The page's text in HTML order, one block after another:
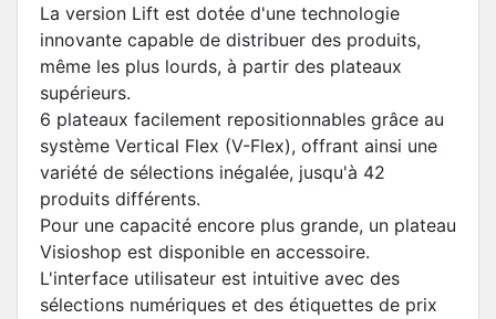
La version Lift est dotée d'une technologie
innovante capable de distribuer des produits,
même les plus lourds, à partir des plateaux
supérieurs.
6 plateaux facilement repositionnables grâce au
système Vertical Flex (V-Flex), offrant ainsi une
variété de sélections inégalée, jusqu'à 42
produits différents.
Pour une capacité encore plus grande, un plateau
Visioshop est disponible en accessoire.
L'interface utilisateur est intuitive avec des
sélections numériques et des étiquettes de prix